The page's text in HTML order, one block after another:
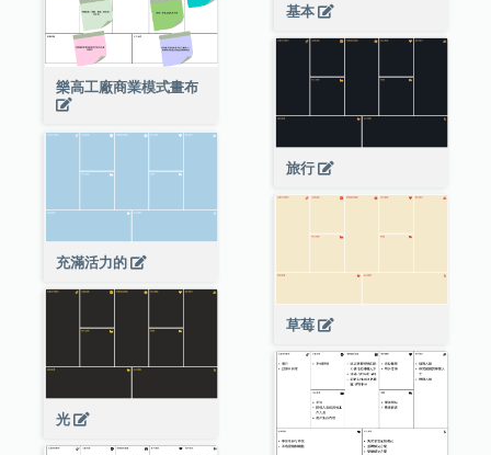
基本
樂高工廠商業模式畫布
旅行
充滿活力的
草莓
光